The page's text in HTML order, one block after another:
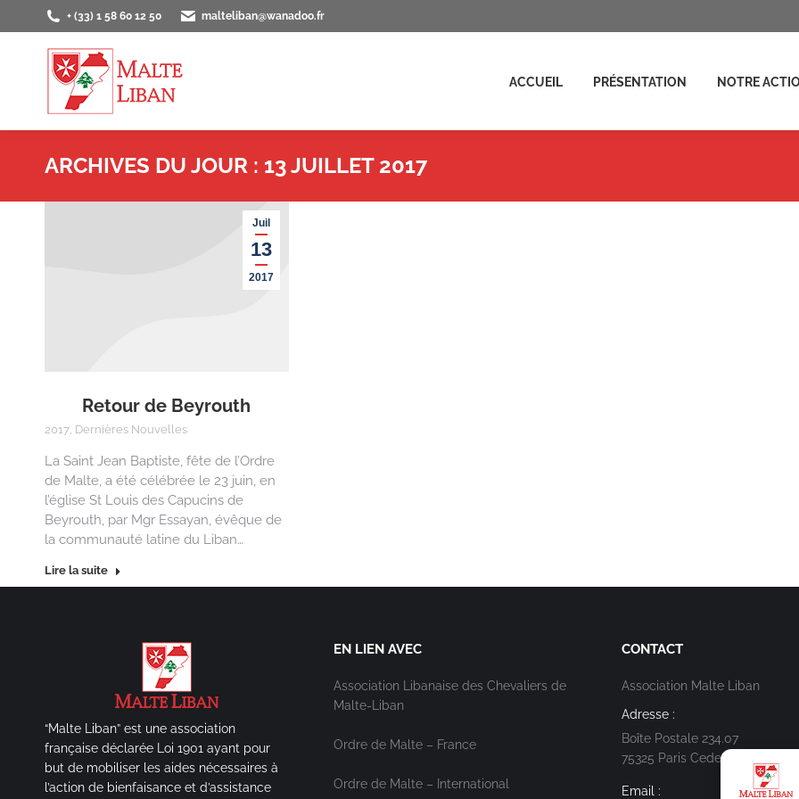
+ (33) 1 58 60 12 50 malteliban@wanadoo.fr
ACCUEIL PRÉSENTATION NOTRE
ARCHIVES DU JOUR : 13 JUILLET 2017
Juil
13
2017
Retour de Beyrouth
2017, Dernières Nouvelles
La Saint Jean Baptiste, fête de l’Ordre
de Malte, a été célébrée le 23 juin, en
l’église St Louis des Capucins de
Beyrouth, par Mgr Essayan, évêque de
la communauté latine du Liban…
Lire la suite
“Malte Liban” est une association
française déclarée Loi 1901 ayant pour
but de mobiliser les aides nécessaires à
l’action de bienfaisance et d’assistance
EN LIEN AVEC
Association Libanaise des Chevaliers de
Malte-Liban
Ordre de Malte – France
Ordre de Malte – International
CONTACT
Association Malte Liban
Adresse :
Boîte Postale 234.07
75325 Paris Cedex 07
Email :
ACCUEIL PRÉSENTATION NOTRE ACTION ACTUALITÉS FAIRE UN